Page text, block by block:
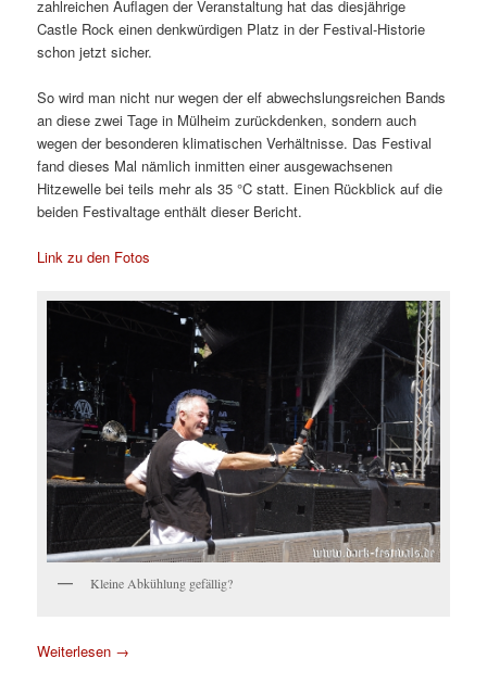
zahlreichen Auflagen der Veranstaltung hat das diesjährige
Castle Rock einen denkwürdigen Platz in der Festival-Historie
schon jetzt sicher.
So wird man nicht nur wegen der elf abwechslungsreichen Bands
an diese zwei Tage in Mülheim zurückdenken, sondern auch
wegen der besonderen klimatischen Verhältnisse. Das Festival
fand dieses Mal nämlich inmitten einer ausgewachsenen
Hitzewelle bei teils mehr als 35 °C statt. Einen Rückblick auf die
beiden Festivaltage enthält dieser Bericht.
Link zu den Fotos
Kleine Abkühlung gefällig?
Weiterlesen →